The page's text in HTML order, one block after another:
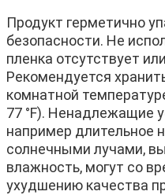
Продукт герметично
безопасности. Не
пленка отсутствует
Рекомендуется
комнатной
77 °F). Ненадлежащие
например длительное
солнечными лучами,
влажность, могут со
ухудшению качества